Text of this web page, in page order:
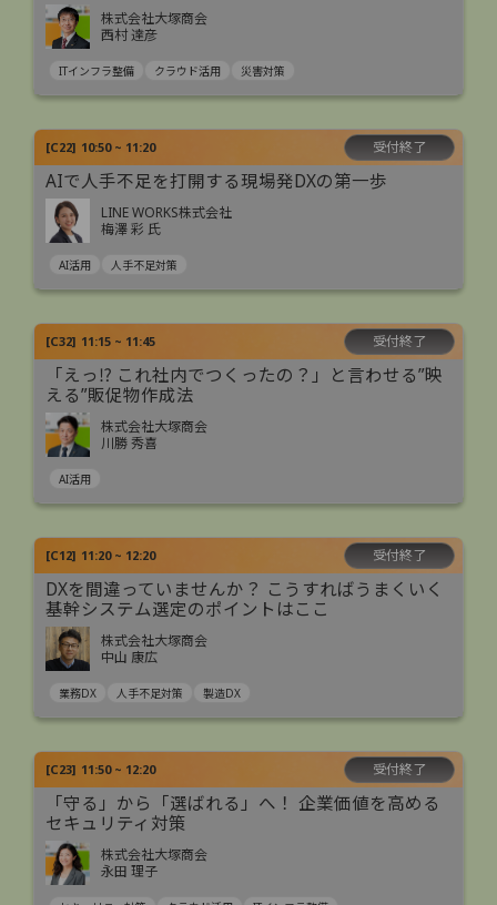
株式会社大塚商会
西村 達彦
ITインフラ整備 クラウド活用 災害対策
[C22] 10:50 ~ 11:20 受付終了
AIで人手不足を打開する現場発DXの第一歩
LINE WORKS株式会社
梅澤 彩 氏
AI活用 人手不足対策
[C32] 11:15 ~ 11:45 受付終了
「えっ⁉ これ社内でつくったの？」と言わせる”映
える”販促物作成法
株式会社大塚商会
川勝 秀喜
AI活用
[C12] 11:20 ~ 12:20 受付終了
DXを間違っていませんか？ こうすればうまくいく
基幹システム選定のポイントはここ
株式会社大塚商会
中山 康広
業務DX 人手不足対策 製造DX
[C23] 11:50 ~ 12:20 受付終了
「守る」から「選ばれる」へ！ 企業価値を高める
セキュリティ対策
株式会社大塚商会
永田 理子